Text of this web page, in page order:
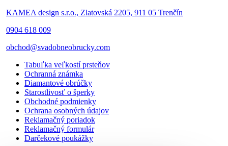
KAMEA design s.r.o., Zlatovská 2205, 911 05 Trenčín
0904 618 009
obchod@svadobneobrucky.com
Tabuľka veľkostí prsteňov
Ochranná známka
Diamantové obrúčky
Starostlivosť o šperky
Obchodné podmienky
Ochrana osobných údajov
Reklamačný poriadok
Reklamačný formulár
Darčekové poukážky